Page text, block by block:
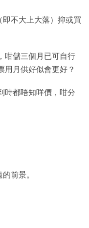
不大上大落）抑或買
咁儲三個月已可自行
用月供好似會更好？
時都唔知咩價，咁分
前景。